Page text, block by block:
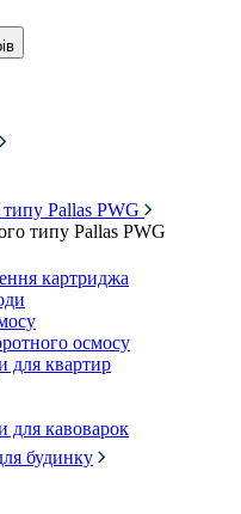
Pallas PWG
типу Pallas PWG
картриджа
осмосу
для квартир
для кавоварок
будинку